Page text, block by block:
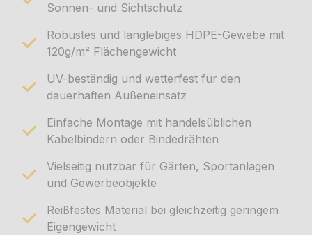
Sonnen- und Sichtschutz
Robustes und langlebiges HDPE-Gewebe mit
120g/m² Flächengewicht
UV-beständig und wetterfest für den
dauerhaften Außeneinsatz
Einfache Montage mit handelsüblichen
Kabelbindern oder Bindedrähten
Vielseitig nutzbar für Gärten, Sportanlagen
und Gewerbeobjekte
Reißfestes Material bei gleichzeitig geringem
Eigengewicht